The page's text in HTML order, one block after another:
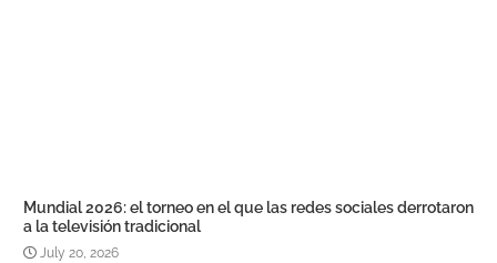
Mundial 2026: el torneo en el que las redes sociales derrotaron
a la televisión tradicional
July 20, 2026